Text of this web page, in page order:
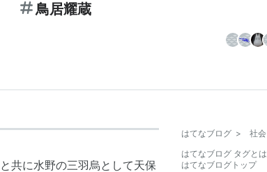
鳥居耀蔵
と共に水野の三羽烏として天保
はてなブログ > 社会
はてなブログ タグとは
はてなブログトップ